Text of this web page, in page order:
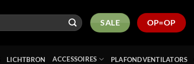
SALE OP=OP
LICHTBRON ACCESSOIRES PLAFONDVENTILATORS